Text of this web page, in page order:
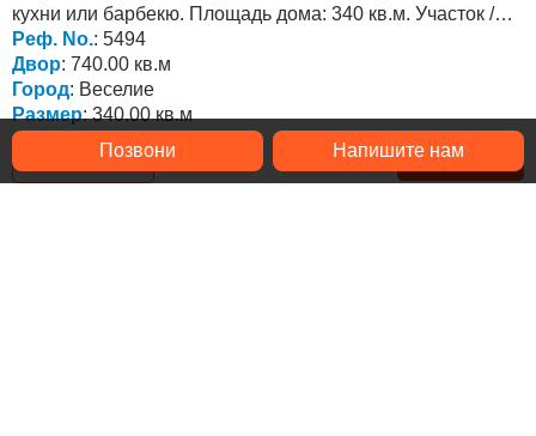
Позвони Напишите нам
кухни или барбекю. Площадь дома: 340 кв.м. Участок /
двор: 740...
Реф. No.: 5494
Двор: 740.00 кв.м
Город: Веселие
Размер: 340.00 кв.м
В ИЗБРАННОЕ Подробнее »